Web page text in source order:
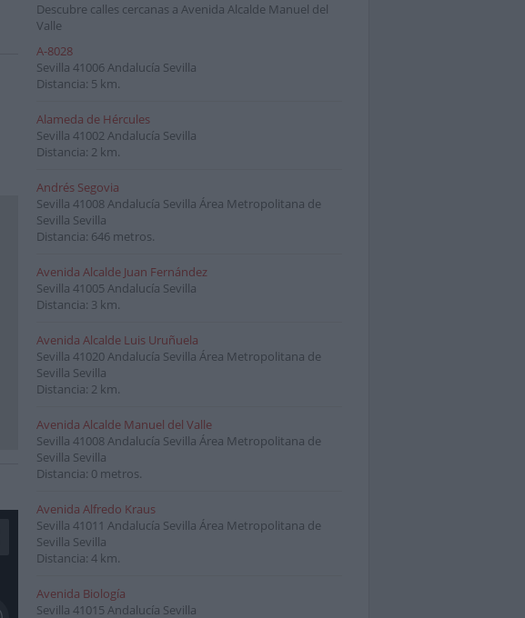
Descubre calles cercanas a Avenida Alcalde Manuel del
Valle
A-8028
Sevilla 41006Andalucía Sevilla
Distancia: 5 km.
Alameda de Hércules
Sevilla 41002Andalucía Sevilla
Distancia: 2 km.
Andrés Segovia
Sevilla 41008Andalucía Sevilla Área Metropolitana de
Sevilla Sevilla
Distancia: 646 metros.
Avenida Alcalde Juan Fernández
Sevilla 41005Andalucía Sevilla
Distancia: 3 km.
Avenida Alcalde Luis Uruñuela
Sevilla 41020Andalucía Sevilla Área Metropolitana de
Sevilla Sevilla
Distancia: 2 km.
Avenida Alcalde Manuel del Valle
Sevilla 41008Andalucía Sevilla Área Metropolitana de
Sevilla Sevilla
Distancia: 0 metros.
Avenida Alfredo Kraus
Sevilla 41011 Andalucía Sevilla Área Metropolitana de
Sevilla Sevilla
Distancia: 4 km.
Avenida Biología
Sevilla 41015Andalucía Sevilla